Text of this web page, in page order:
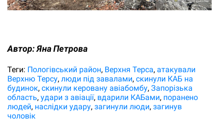
Автор:Яна Петрова
Теги: Пологівський район Верхня Терса атакували
Верхню Терсу люди під завалами скинули КАБ на
будинок скинули керовану авіабомбу Запорізька
область удари з авіації вдарили КАБами поранено
людей наслідки удару загинули люди загинув
чоловік